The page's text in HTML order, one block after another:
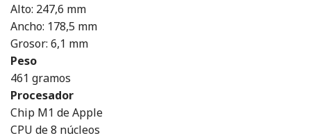
Alto: 247,6 mm
Ancho: 178,5 mm
Grosor: 6,1 mm
Peso
461 gramos
Procesador
Chip M1 de Apple
CPU de 8 núcleos